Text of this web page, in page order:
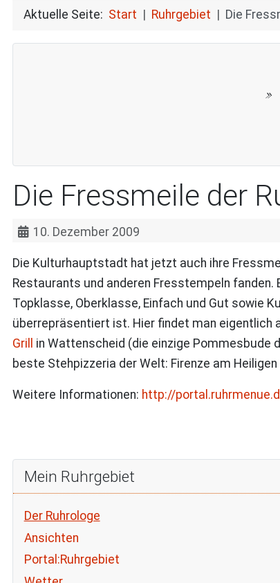
Aktuelle Seite: Start Ruhrgebiet Die
Die Fressmeile der
10. Dezember 2009
Die Kulturhauptstadt hat jetzt auch ihre
Restaurants und anderen Fresstempeln
Topklasse, Oberklasse, Einfach und Gut sowie
überrepräsentiert ist. Hier findet man eigentlich
Grill
in Wattenscheid (die einzige Pommesbude
beste Stehpizzeria der Welt: Firenze am Heiligen
Weitere Informationen: http://
Mein Ruhrgebiet
Der Ruhrologe
Ansichten
Portal:Ruhrgebiet